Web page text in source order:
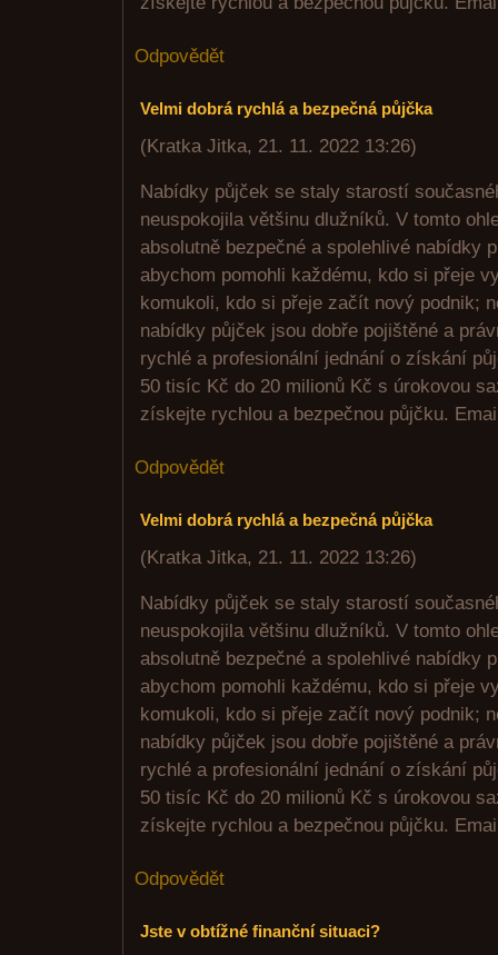
Odpovědět
Velmi dobrá rychlá a bezpečná půjčka
(Kratka Jitka, 21. 11. 2022 13:26)
Nabídky půjček se staly starostí
neuspokojila většinu dlužníků. V tomto
absolutně bezpečné a spolehlivé nabídky
abychom pomohli každému, kdo si přeje
komukoli, kdo si přeje začít nový podnik;
nabídky půjček jsou dobře pojištěné a
rychlé a profesionální jednání o získání
50 tisíc Kč do 20 milionů Kč s úrokovou
získejte rychlou a bezpečnou půjčku.
Odpovědět
Velmi dobrá rychlá a bezpečná půjčka
(Kratka Jitka, 21. 11. 2022 13:26)
Nabídky půjček se staly starostí
neuspokojila většinu dlužníků. V tomto
absolutně bezpečné a spolehlivé nabídky
abychom pomohli každému, kdo si přeje
komukoli, kdo si přeje začít nový podnik;
nabídky půjček jsou dobře pojištěné a
rychlé a profesionální jednání o získání
50 tisíc Kč do 20 milionů Kč s úrokovou
získejte rychlou a bezpečnou půjčku.
Odpovědět
Jste v obtížné finanční situaci?